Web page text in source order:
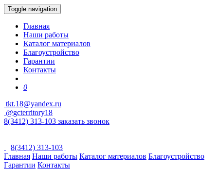
Toggle navigation
Главная
Наши работы
Каталог материалов
Благоустройство
Гарантии
Контакты
0
tkt.18@yandex.ru
@gcterritory18
8(3412) 313-103 заказать звонок
8(3412) 313-103
Главная Наши работы Каталог материалов Благоустройство
Гарантии Контакты